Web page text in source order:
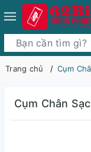
Trang chủ Cụm
Cụm Chân